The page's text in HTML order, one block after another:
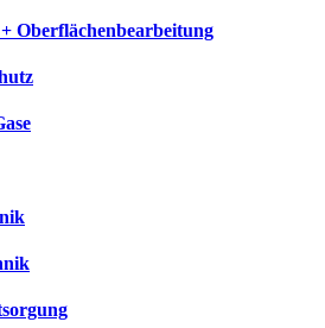
Oberflächenbearbeitung